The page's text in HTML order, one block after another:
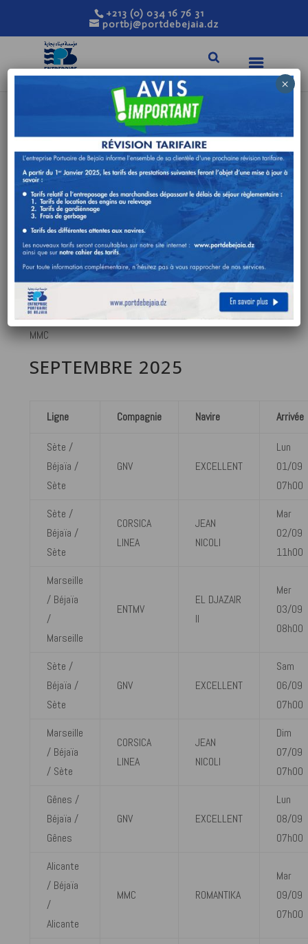
+213 (0) 034 16 76 31
portbj@portdebejaia.dz
PROGRAMME DES
CAR-FERRIES — PORT
DE BÉJAÏA
(SEPTEMBRE →
DÉCEMBRE 2025)
CORSICA LINEA
L’ENTMV
MMC
SEPTEMBRE 2025
Ligne Compagnie Navire Arrivée
Sète /
Béjaïa /
Sète
GNV EXCELLENT
Lun
01/09
07h00
Sète /
Béjaïa /
Sète
CORSICA
LINEA
JEAN
NICOLI
Mar
02/09
11h00
Marseille
/ Béjaïa
/
Marseille
ENTMV
EL DJAZAIR
II
Mer
03/09
08h00
Sète /
Béjaïa /
Sète
GNV EXCELLENT
Sam
06/09
07h00
Marseille
/ Béjaïa
/ Sète
CORSICA
LINEA
JEAN
NICOLI
Dim
07/09
07h00
Gênes /
Béjaïa /
Gênes
GNV EXCELLENT
Lun
08/09
07h00
Alicante
/ Béjaïa
/
Alicante
MMC ROMANTIKA
Mar
09/09
07h00
×